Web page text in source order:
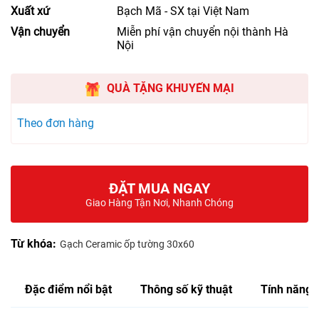
Xuất xứ
Bạch Mã - SX tại Việt Nam
Vận chuyển
Miễn phí vận chuyển nội thành Hà
Nội
QUÀ TẶNG KHUYẾN MẠI
Theo đơn hàng
ĐẶT MUA NGAY
Giao Hàng Tận Nơi, Nhanh Chóng
Từ khóa: Gạch Ceramic ốp tường 30x60
Đặc điểm nổi bật Thông số kỹ thuật Tính năng